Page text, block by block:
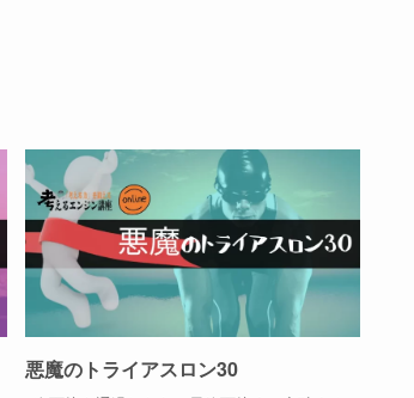
悪魔のトライアスロン30